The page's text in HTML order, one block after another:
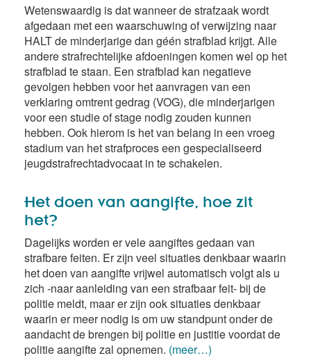
Wetenswaardig is dat wanneer de strafzaak wordt
afgedaan met een waarschuwing of verwijzing naar
HALT de minderjarige dan géén strafblad krijgt. Alle
andere strafrechtelijke afdoeningen komen wel op het
strafblad te staan. Een strafblad kan negatieve
gevolgen hebben voor het aanvragen van een
verklaring omtrent gedrag (VOG), die minderjarigen
voor een studie of stage nodig zouden kunnen
hebben. Ook hierom is het van belang in een vroeg
stadium van het strafproces een gespecialiseerd
jeugdstrafrechtadvocaat in te schakelen.
Het doen van aangifte, hoe zit
het?
Dagelijks worden er vele aangiftes gedaan van
strafbare feiten. Er zijn veel situaties denkbaar waarin
het doen van aangifte vrijwel automatisch volgt als u
zich -naar aanleiding van een strafbaar feit- bij de
politie meldt, maar er zijn ook situaties denkbaar
waarin er meer nodig is om uw standpunt onder de
aandacht de brengen bij politie en justitie voordat de
politie aangifte zal opnemen. (meer…)